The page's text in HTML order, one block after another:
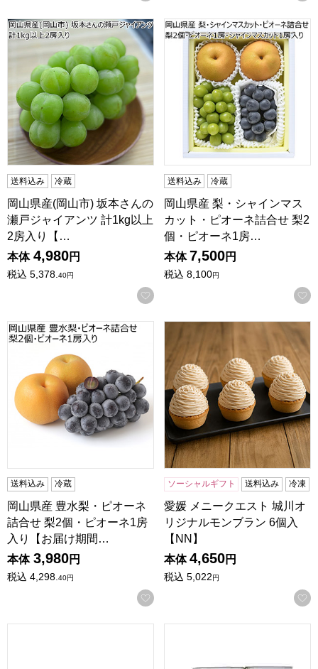
岡山県産(岡山市) 坂本さんの瀬戸ジャイアンツ 計1kg以上2
送料込み 冷蔵
岡山県産(岡山市) 坂本さんの
瀬戸ジャイアンツ 計1kg以上
2房入り【…
本体 4,980円
税込 5,378.40円
お気に入りに登録する
岡山県産 梨・シャインマス
送料込み 冷蔵
岡山県産 梨・シャインマス
カット・ピオーネ詰合せ 梨2
個・ピオーネ1房…
本体 7,500円
税込 8,100円
岡山県産 豊水梨・ピオーネ詰合せ 梨2個・ピオーネ1房入り
送料込み 冷蔵
岡山県産 豊水梨・ピオーネ
詰合せ 梨2個・ピオーネ1房
入り【お届け期間…
本体 3,980円
税込 4,298.40円
お気に入りに登録する
愛媛 メニークエスト 城川オ
ソーシャルギフト 送料込み 冷凍
愛媛 メニークエスト 城川オ
リジナルモンブラン 6個入
【NN】
本体 4,650円
税込 5,022円